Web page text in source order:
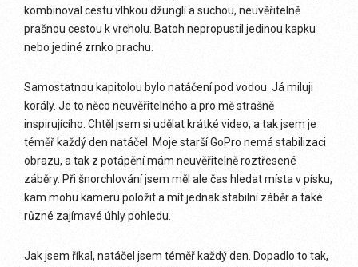
kombinoval cestu vlhkou džunglí a suchou, neuvěřitelně
prašnou cestou k vrcholu. Batoh nepropustil jedinou kapku
nebo jediné zrnko prachu.
Samostatnou kapitolou bylo natáčení pod vodou. Já miluji
korály. Je to něco neuvěřitelného a pro mě strašně
inspirujícího. Chtěl jsem si udělat krátké video, a tak jsem je
téměř každý den natáčel. Moje starší GoPro nemá stabilizaci
obrazu, a tak z potápění mám neuvěřitelně roztřesené
záběry. Při šnorchlování jsem měl ale čas hledat místa v písku,
kam mohu kameru položit a mít jednak stabilní záběr a také
různé zajímavé úhly pohledu.
Jak jsem říkal, natáčel jsem téměř každý den. Dopadlo to tak,